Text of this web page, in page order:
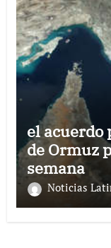
el acuerdo
de Ormuz
semana
Noticias